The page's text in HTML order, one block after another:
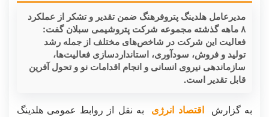
مدیرعامل هلدینگ پتروفرهنگ ضمن تقدیر و تشکر از عملکرد
۸ ماهه گذشته مجموعه شرکت پتروشیمی سبلان گفت:
فعالیت این شرکت در شاخص‌های مختلف از جمله رشد
تولید و فروش، سودآوری، استانداردسازی فعالیت‌ها،
سازماندهی نیروی انسانی و انجام اقدامات نو و تحول آفرین
قابل تقدیر است.
به گزارشاقتصاد انرژی به نقل از روابط عمومی هلدینگ